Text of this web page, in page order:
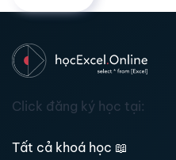
Click đăng ký học tại:
Tất cả khoá học 📖